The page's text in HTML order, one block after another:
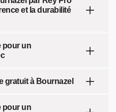
et la durabilité
pour un
gratuit à Bournazel
pour un